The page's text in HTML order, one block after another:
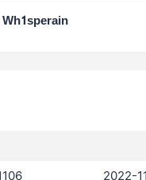
Wh1sperain
2022-